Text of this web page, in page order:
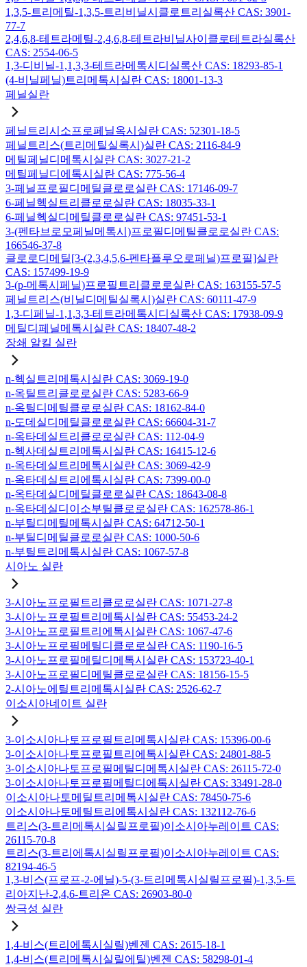
1,3,5-트리메틸-1,3,5-트리비닐시클로트리실록산 CAS: 3901-
77-7
2,4,6,8-테트라메틸-2,4,6,8-테트라비닐사이클로테트라실록산
CAS: 2554-06-5
1,3-디비닐-1,1,3,3-테트라메톡시디실록산 CAS: 18293-85-1
(4-비닐페닐)트리메톡시실란 CAS: 18001-13-3
페닐실란
페닐트리시소프로페닐옥시실란 CAS: 52301-18-5
페닐트리스(트리메틸실록시)실란 CAS: 2116-84-9
메틸페닐디메톡시실란 CAS: 3027-21-2
메틸페닐디에톡시실란 CAS: 775-56-4
3-페닐프로필디메틸클로로실란 CAS: 17146-09-7
6-페닐헥실트리클로로실란 CAS: 18035-33-1
6-페닐헥실디메틸클로로실란 CAS: 97451-53-1
3-(펜타브로모페닐메톡시)프로필디메틸클로로실란 CAS:
166546-37-8
클로로디메틸[3-(2,3,4,5,6-펜타플루오로페닐)프로필]실란
CAS: 157499-19-9
3-(p-메톡시페닐)프로필트리클로로실란 CAS: 163155-57-5
페닐트리스(비닐디메틸실록시)실란 CAS: 60111-47-9
1,3-디페닐-1,1,3,3-테트라메톡시디실록산 CAS: 17938-09-9
메틸디페닐메톡시실란 CAS: 18407-48-2
장쇄 알킬 실란
n-헥실트리메톡시실란 CAS: 3069-19-0
n-옥틸트리클로로실란 CAS: 5283-66-9
n-옥틸디메틸클로로실란 CAS: 18162-84-0
n-도데실디메틸클로로실란 CAS: 66604-31-7
n-옥타데실트리클로로실란 CAS: 112-04-9
n-헥사데실트리메톡시실란 CAS: 16415-12-6
n-옥타데실트리메톡시실란 CAS: 3069-42-9
n-옥타데실트리에톡시실란 CAS: 7399-00-0
n-옥타데실디메틸클로로실란 CAS: 18643-08-8
n-옥타데실디이소부틸클로로실란 CAS: 162578-86-1
n-부틸디메틸메톡시실란 CAS: 64712-50-1
n-부틸디메틸클로로실란 CAS: 1000-50-6
n-부틸트리메톡시실란 CAS: 1067-57-8
시아노 실란
3-시아노프로필트리클로로실란 CAS: 1071-27-8
3-시아노프로필트리메톡시실란 CAS: 55453-24-2
3-시아노프로필트리에톡시실란 CAS: 1067-47-6
3-시아노프로필메틸디클로로실란 CAS: 1190-16-5
3-시아노프로필메틸디메톡시실란 CAS: 153723-40-1
3-시아노프로필디메틸클로로실란 CAS: 18156-15-5
2-시아노에틸트리메톡시실란 CAS: 2526-62-7
이소시아네이트 실란
3-이소시아나토프로필트리메톡시실란 CAS: 15396-00-6
3-이소시아나토프로필트리에톡시실란 CAS: 24801-88-5
3-이소시아나토프로필메틸디메톡시실란 CAS: 26115-72-0
3-이소시아나토프로필메틸디에톡시실란 CAS: 33491-28-0
이소시아나토메틸트리메톡시실란 CAS: 78450-75-6
이소시아나토메틸트리에톡시실란 CAS: 132112-76-6
트리스(3-트리메톡시실릴프로필)이소시아누레이트 CAS:
26115-70-8
트리스(3-트리에톡시실릴프로필)이소시아누레이트 CAS:
82194-46-5
1,3-비스(프로프-2-에닐)-5-(3-트리메톡시실릴프로필)-1,3,5-트
리아지난-2,4,6-트리온 CAS: 26903-80-0
쌍극성 실란
1,4-비스(트리에톡시실릴)벤젠 CAS: 2615-18-1
1,4-비스(트리메톡시실릴에틸)벤젠 CAS: 58298-01-4